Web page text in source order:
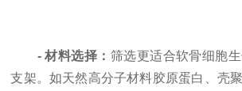
- 材料选择： 筛选更适合软骨细胞
支架。如天然高分子材料胶原蛋白、壳